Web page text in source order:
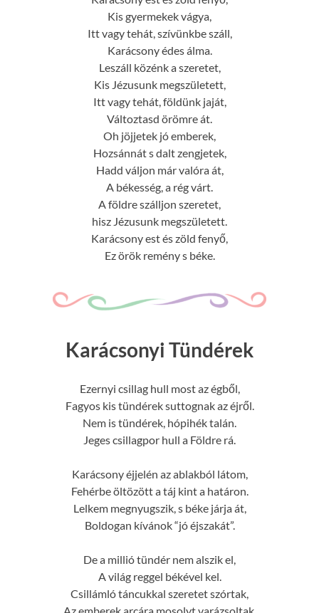
Kis gyermekek vágya,
Itt vagy tehát, szívünkbe száll,
Karácsony édes álma.
Leszáll közénk a szeretet,
Kis Jézusunk megszületett,
Itt vagy tehát, földünk jaját,
Változtasd örömre át.
Oh jöjjetek jó emberek,
Hozsánnát s dalt zengjetek,
Hadd váljon már valóra át,
A békesség, a rég várt.
A földre szálljon szeretet,
hisz Jézusunk megszületett.
Karácsony est és zöld fenyő,
Ez örök remény s béke.
Karácsonyi Tündérek
Ezernyi csillag hull most az égből,
Fagyos kis tündérek suttognak az éjről.
Nem is tündérek, hópihék talán.
Jeges csillagpor hull a Földre rá.
Karácsony éjjelén az ablakból látom,
Fehérbe öltözött a táj kint a határon.
Lelkem megnyugszik, s béke járja át,
Boldogan kívánok “jó éjszakát”.
De a millió tündér nem alszik el,
A világ reggel békével kel.
Csillámló táncukkal szeretet szórtak,